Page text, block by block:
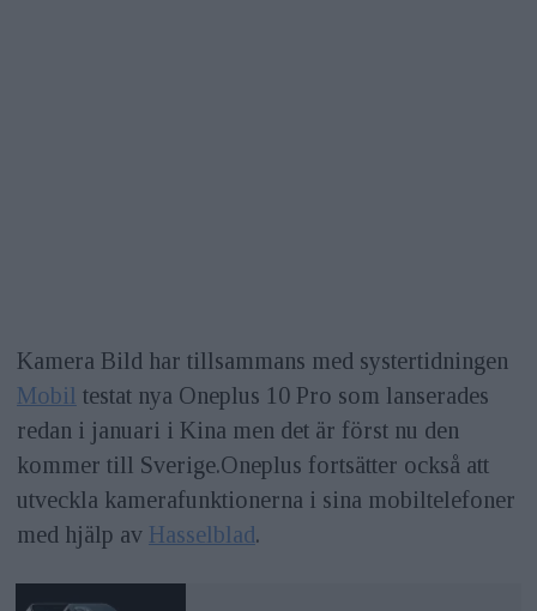
Kamera Bild har tillsammans med systertidningen
Mobil testat nya Oneplus 10 Pro som lanserades
redan i januari i Kina men det är först nu den
kommer till Sverige.Oneplus fortsätter också att
utveckla kamerafunktionerna i sina mobiltelefoner
med hjälp av Hasselblad.